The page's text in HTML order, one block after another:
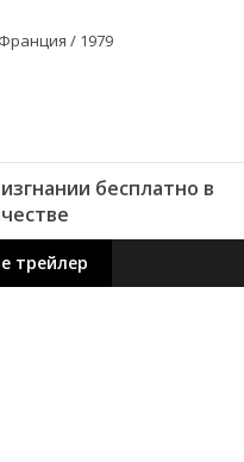
/ 1979
бесплатно в
трейлер